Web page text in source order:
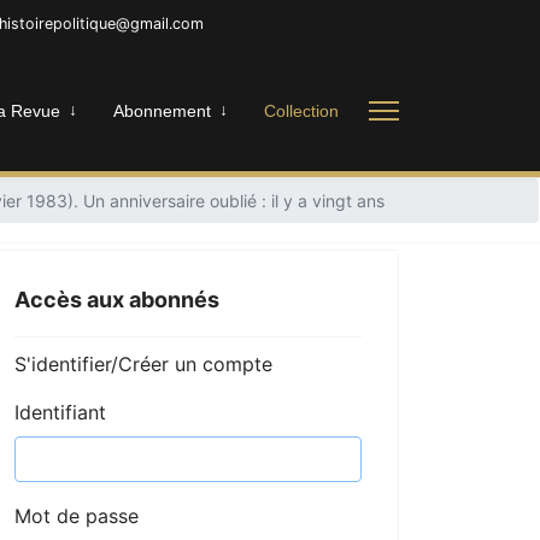
Revue Abonnement Collection
1983). Un anniversaire oublié : il y a vingt ans
Accès aux abonnés
S'identifier/Créer un compte
Identifiant
Mot de passe